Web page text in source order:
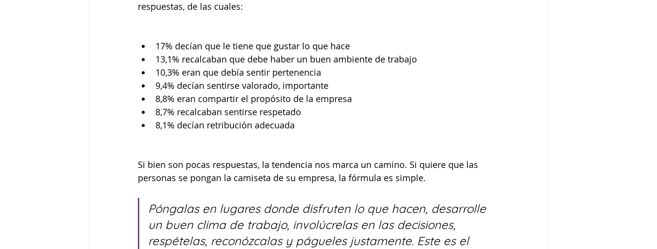
respuestas, de las cuales:
17% decían que le tiene que gustar lo que hace
13,1% recalcaban que debe haber un buen ambiente de trabajo
10,3% eran que debía sentir pertenencia
9,4% decían sentirse valorado, importante
8,8% eran compartir el propósito de la empresa
8,7% recalcaban sentirse respetado
8,1% decían retribución adecuada
Si bien son pocas respuestas, la tendencia nos marca un camino. Si quiere que las
personas se pongan la camiseta de su empresa, la fórmula es simple.
Póngalas en lugares donde disfruten lo que hacen, desarrolle
un buen clima de trabajo, involúcrelas en las decisiones,
respételas, reconózcalas y págueles justamente. Este es el